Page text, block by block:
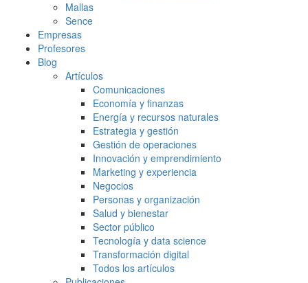
Mallas
Sence
Empresas
Profesores
Blog
Artículos
Comunicaciones
Economía y finanzas
Energía y recursos naturales
Estrategia y gestión
Gestión de operaciones
Innovación y emprendimiento
Marketing y experiencia
Negocios
Personas y organización
Salud y bienestar
Sector público
Tecnología y data science
Transformación digital
Todos los artículos